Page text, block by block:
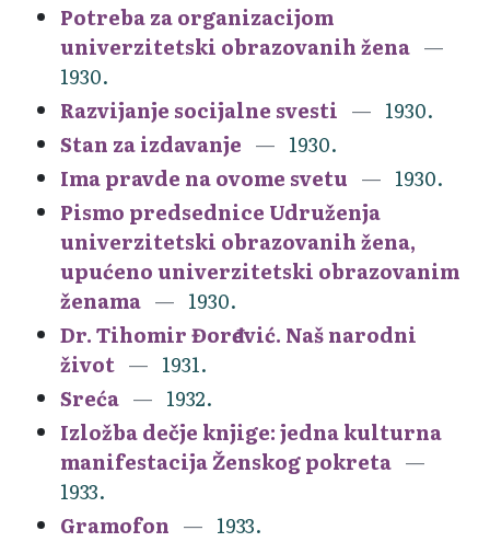
Potreba za organizacijom
univerzitetski obrazovanih žena
1930.
Razvijanje socijalne svesti
1930.
Stan za izdavanje
1930.
Ima pravde na ovome svetu
1930.
Pismo predsednice Udruženja
univerzitetski obrazovanih žena,
upućeno univerzitetski obrazovanim
ženama
1930.
Dr. Tihomir Đorđević. Naš narodni
život
1931.
Sreća
1932.
Izložba dečje knjige: jedna kulturna
manifestacija Ženskog pokreta
1933.
Gramofon
1933.